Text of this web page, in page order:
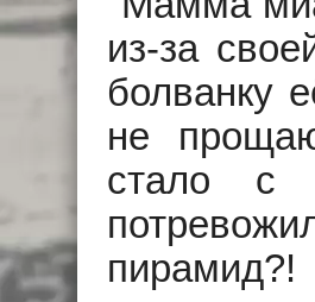
из-за
болванку
не
стало с